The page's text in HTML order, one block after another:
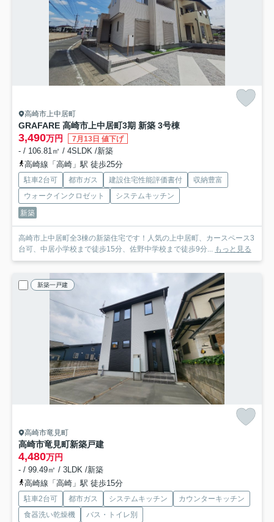
高崎市上中居町
GRAFARE 高崎市上中居町3期 新築 3号棟
3,490万円 7月13日 値下げ
- / 106.81㎡ / 4SLDK /新築
高崎線「高崎」駅 徒歩25分
駐車2台可 都市ガス 建設住宅性能評価書付
収納豊富
ウォークインクロゼット
システムキッチン
新築
高崎市上中居町全3棟の新築住宅です！人気の上中居町、カースペース3
台可、中居小学校まで徒歩15分、佐野中学校まで徒歩9分... もっと見る
新築一戸建
高崎市竜見町
高崎市竜見町新築戸建
4,480万円
- / 99.49㎡ / 3LDK /新築
高崎線「高崎」駅 徒歩15分
駐車2台可 都市ガス システムキッチン
カウンターキッチン
食器洗い乾燥機
バス・トイレ別